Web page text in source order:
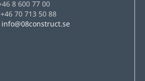
8 600 77 00
70 713 50 88
info@08construct.se